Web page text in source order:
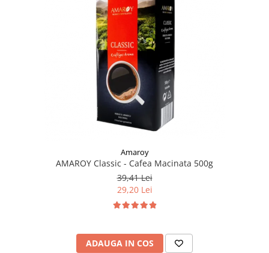
Amaroy
AMAROY Classic - Cafea Macinata 500g
39,41 Lei
29,20 Lei
ADAUGA IN COS